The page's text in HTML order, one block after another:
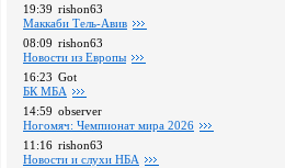
19:39 rishon63
Маккаби Тель-Авив
08:09 rishon63
Новости из Европы
16:23 Got
БК МБА
14:59 observer
Ногомяч: Чемпионат мира 2026
11:16 rishon63
Новости и слухи НБА